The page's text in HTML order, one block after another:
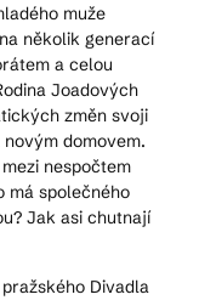
muže
několik generací
a celou
Joadových
změn svoji
domovem.
nespočtem
má společného
Jak asi chutnají
Divadla